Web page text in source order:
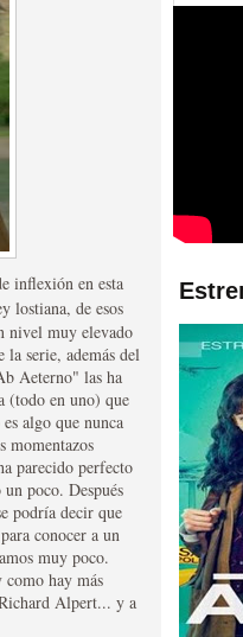
inflexión en esta
lostiana, de esos
nivel muy elevado
serie, además del
Aeterno" las ha
(todo en uno) que
algo que nunca
momentazos
parecido perfecto
poco. Después
podría decir que
conocer a un
muy poco.
hay más
Alpert... y a